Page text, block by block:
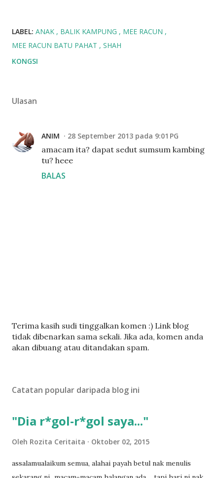
LABEL: ANAK BALIK KAMPUNG
MEE RACUN
MEE RACUN BATU PAHAT
SHAH
KONGSI
Ulasan
ANIM 28 September 2013 pada 9:01 PG
amacam ita? dapat sedut sumsum kambing
tu? heee
BALAS
C
a
t
l
Terima kasih sudi tinggalkan komen :) Link blog
tidak dibenarkan sama sekali. Jika ada, komen anda
akan dibuang atau ditandakan spam.
Catatan popular daripada blog ini
"Dia r*gol-r*gol saya..."
Oleh Rozita Ceritaita Oktober 02, 2015
assalamualaikum semua, alahai payah betul nak menulis